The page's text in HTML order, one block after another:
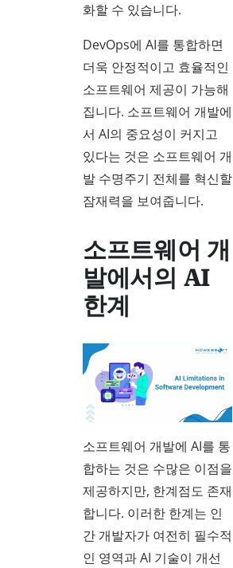
화할 수 있습니다.
DevOps에 AI를 통합하면
더욱 안정적이고 효율적인
소프트웨어 제공이 가능해
집니다. 소프트웨어 개발에
서 AI의 중요성이 커지고
있다는 것은 소프트웨어 개
발 수명주기 전체를 혁신할
잠재력을 보여줍니다.
소프트웨어 개
발에서의 AI
한계
소프트웨어 개발에 AI를 통
합하는 것은 수많은 이점을
제공하지만, 한계점도 존재
합니다. 이러한 한계는 인
간 개발자가 여전히 필수적
인 영역과 AI 기술이 개선